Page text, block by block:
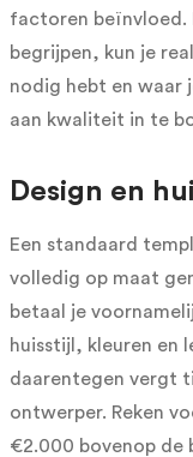
factoren
begrijpen, kun je
nodig hebt en waar
aan kwaliteit in te
Design en
Een standaard
volledig op maat
betaal je
huisstijl, kleuren en
daarentegen vergt
ontwerper. Reken
€2.000 bovenop de